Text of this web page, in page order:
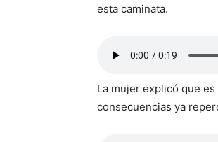
esta caminata.
La mujer explicó que
consecuencias ya